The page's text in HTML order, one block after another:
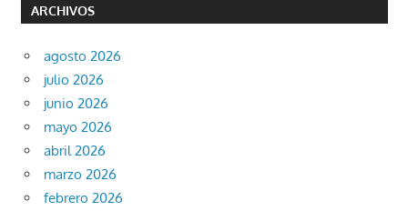
ARCHIVOS
agosto 2026
julio 2026
junio 2026
mayo 2026
abril 2026
marzo 2026
febrero 2026